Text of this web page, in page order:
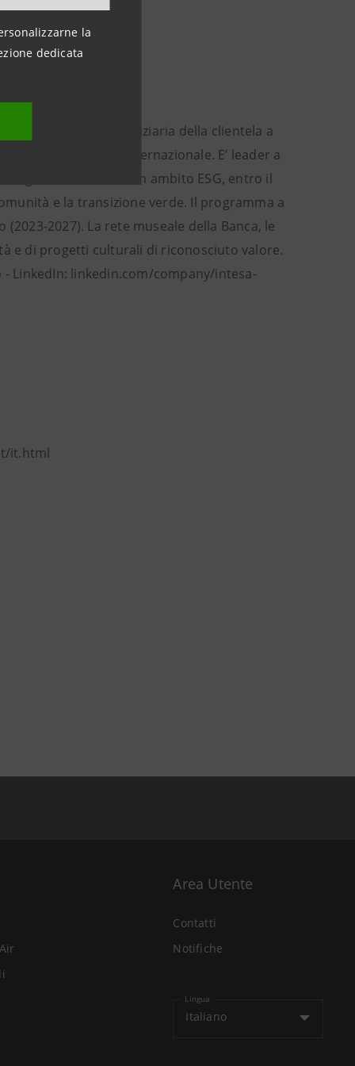
la
dedicata
di euro di attività finanziaria della clientela a
presenza internazionale. E’ leader a
digitale e al fintech. In ambito ESG, entro il
e la transizione verde. Il programma a
2027). La rete museale della Banca, le
e di progetti culturali di riconosciuto valore.
LinkedIn: linkedin.com/company/intesa-
it.html
Area Utente
Contatti
Notifiche
Lingua
Italiano